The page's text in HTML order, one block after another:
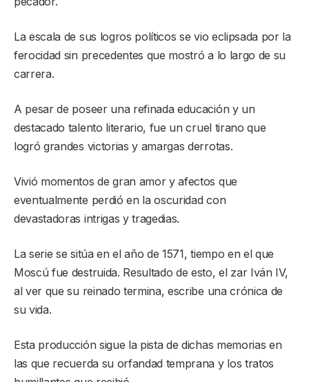
La escala de sus logros políticos se vio eclipsada por la
ferocidad sin precedentes que mostró a lo largo de su
carrera.
A pesar de poseer una refinada educación y un
destacado talento literario, fue un cruel tirano que
logró grandes victorias y amargas derrotas.
Vivió momentos de gran amor y afectos que
eventualmente perdió en la oscuridad con
devastadoras intrigas y tragedias.
La serie se sitúa en el año de 1571, tiempo en el que
Moscú fue destruida. Resultado de esto, el zar Iván IV,
al ver que su reinado termina, escribe una crónica de
su vida.
Esta producción sigue la pista de dichas memorias en
las que recuerda su orfandad temprana y los tratos